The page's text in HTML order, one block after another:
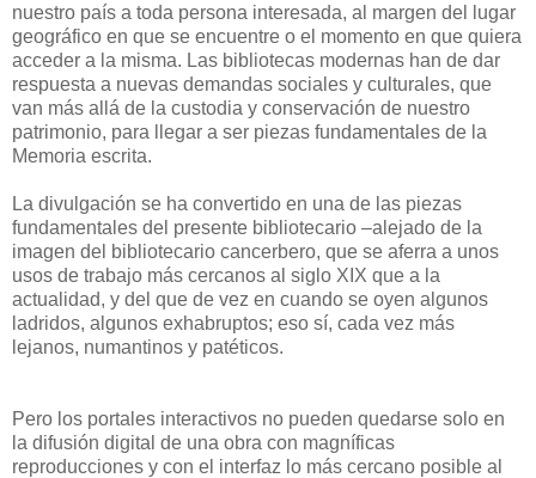
nuestro país a toda persona interesada, al margen del lugar
geográfico en que se encuentre o el momento en que quiera
acceder a la misma. Las bibliotecas modernas han de dar
respuesta a nuevas demandas sociales y culturales, que
van más allá de la custodia y conservación de nuestro
patrimonio, para llegar a ser piezas fundamentales de la
Memoria escrita.
La divulgación se ha convertido en una de las piezas
fundamentales del presente bibliotecario –alejado de la
imagen del bibliotecario cancerbero, que se aferra a unos
usos de trabajo más cercanos al siglo XIX que a la
actualidad, y del que de vez en cuando se oyen algunos
ladridos, algunos exhabruptos; eso sí, cada vez más
lejanos, numantinos y patéticos.
Pero los portales interactivos no pueden quedarse solo en
la difusión digital de una obra con magníficas
reproducciones y con el interfaz lo más cercano posible al